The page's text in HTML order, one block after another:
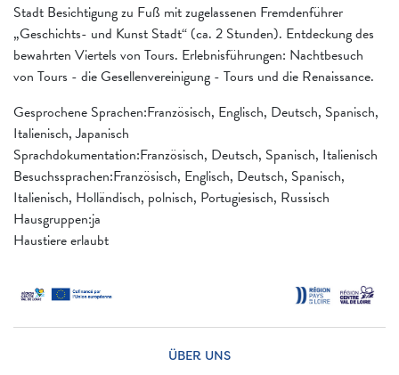
Stadt Besichtigung zu Fuß mit zugelassenen Fremdenführer
„Geschichts- und Kunst Stadt“ (ca. 2 Stunden). Entdeckung des
bewahrten Viertels von Tours. Erlebnisführungen: Nachtbesuch
von Tours - die Gesellenvereinigung - Tours und die Renaissance.
Gesprochene Sprachen:Französisch, Englisch, Deutsch, Spanisch,
Italienisch, Japanisch
Sprachdokumentation:Französisch, Deutsch, Spanisch, Italienisch
Besuchssprachen:Französisch, Englisch, Deutsch, Spanisch,
Italienisch, Holländisch, polnisch, Portugiesisch, Russisch
Hausgruppen:ja
Haustiere erlaubt
ÜBER UNS